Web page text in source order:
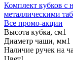
Комплект кубков с
металлическими
Все промо-акции
Высота кубка, см1
Диаметр чаши, мм1
Наличие ручек на